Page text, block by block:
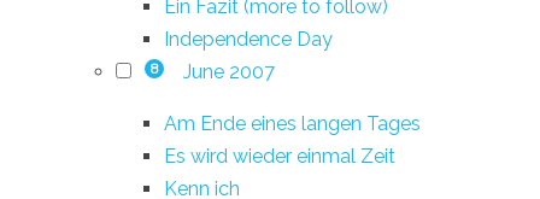
Ein Fazit (more to follow)
Independence Day
8 June 2007
Am Ende eines langen Tages
Es wird wieder einmal Zeit
Kenn ich